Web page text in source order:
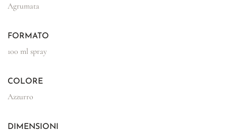
Agrumata
FORMATO
100 ml spray
COLORE
Azzurro
DIMENSIONI